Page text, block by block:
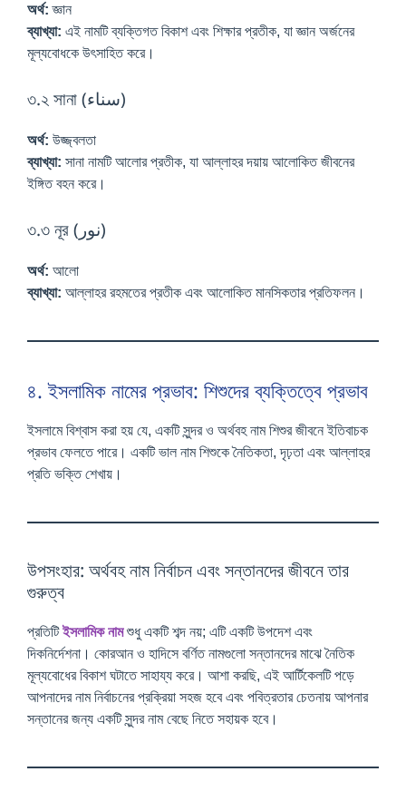
অর্থ: জ্ঞান
ব্যাখ্যা: এই নামটি ব্যক্তিগত বিকাশ এবং শিক্ষার প্রতীক, যা জ্ঞান অর্জনের
মূল্যবোধকে উৎসাহিত করে।
৩.২ সানা (سناء)
অর্থ: উজ্জ্বলতা
ব্যাখ্যা: সানা নামটি আলোর প্রতীক, যা আল্লাহর দয়ায় আলোকিত জীবনের
ইঙ্গিত বহন করে।
৩.৩ নূর (نور)
অর্থ: আলো
ব্যাখ্যা: আল্লাহর রহমতের প্রতীক এবং আলোকিত মানসিকতার প্রতিফলন।
৪. ইসলামিক নামের প্রভাব: শিশুদের ব্যক্তিত্বে প্রভাব
ইসলামে বিশ্বাস করা হয় যে, একটি সুন্দর ও অর্থবহ নাম শিশুর জীবনে ইতিবাচক
প্রভাব ফেলতে পারে। একটি ভাল নাম শিশুকে নৈতিকতা, দৃঢ়তা এবং আল্লাহর
প্রতি ভক্তি শেখায়।
উপসংহার: অর্থবহ নাম নির্বাচন এবং সন্তানদের জীবনে তার
গুরুত্ব
প্রতিটিইসলামিক নামশুধু একটি শব্দ নয়; এটি একটি উপদেশ এবং
দিকনির্দেশনা। কোরআন ও হাদিসে বর্ণিত নামগুলো সন্তানদের মাঝে নৈতিক
মূল্যবোধের বিকাশ ঘটাতে সাহায্য করে। আশা করছি, এই আর্টিকেলটি পড়ে
আপনাদের নাম নির্বাচনের প্রক্রিয়া সহজ হবে এবং পবিত্রতার চেতনায় আপনার
সন্তানের জন্য একটি সুন্দর নাম বেছে নিতে সহায়ক হবে।